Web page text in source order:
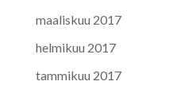
maaliskuu 2017
helmikuu 2017
tammikuu 2017